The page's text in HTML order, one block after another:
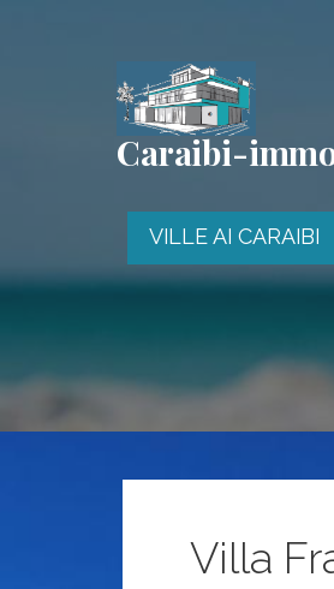
Caraibi-
VILLE AI CARAIBI
Villa